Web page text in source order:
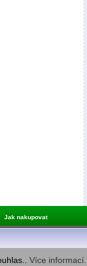
Jak nakupovat
Více informací...